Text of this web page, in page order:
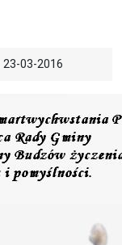
23-03-2016